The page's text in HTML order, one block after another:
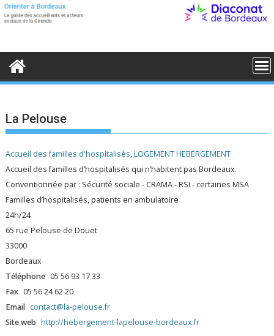
S
t
o
La Pelouse
Accueil des familles d'hospitalisés,LOGEMENT HEBERGEMENT
Accueil des familles d’hospitalisés qui n’habitent pas Bordeaux.
Conventionnée par : Sécurité sociale - CRAMA - RSI - certaines MSA
Familles d’hospitalisés, patients en ambulatoire
24h/24
65 rue Pelouse de Douet
33000
Bordeaux
Téléphone 05 56 93 17 33
Fax 05 56 24 62 20
Email contact@la-pelouse.fr
Site web http://hebergement-lapelouse-bordeaux.fr